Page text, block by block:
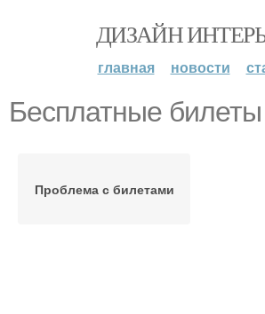
ДИЗАЙН
главная новости
Бесплатные билеты
Проблема с билетами